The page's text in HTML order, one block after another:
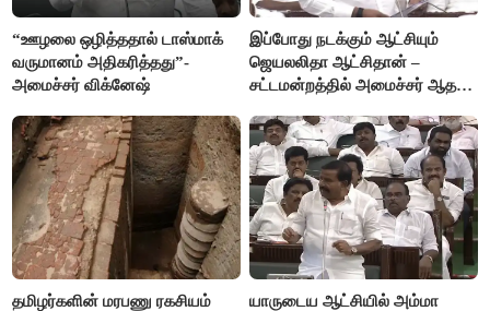
“ஊழலை ஒழித்ததால் டாஸ்மாக்
வருமானம் அதிகரித்தது”-
அமைச்சர் விக்னேஷ்
இப்போது நடக்கும் ஆட்சியும்
ஜெயலலிதா ஆட்சிதான் –
சட்டமன்றத்தில் அமைச்சர் ஆதவ்
தமிழர்களின் மரபணு ரகசியம்
யாருடைய ஆட்சியில் அம்மா